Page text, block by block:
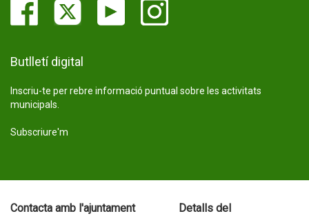
Butlletí digital
Inscriu-te per rebre informació puntual sobre les activitats
municipals.
Subscriure'm
Contacta amb l'ajuntament
Detalls del